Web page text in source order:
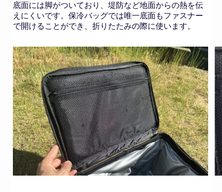
底面には脚がついており、堤防など地面からの熱を伝
えにくいです。保冷バッグでは唯一底面もファスナー
で開けることができ、折りたたみの際に使います。